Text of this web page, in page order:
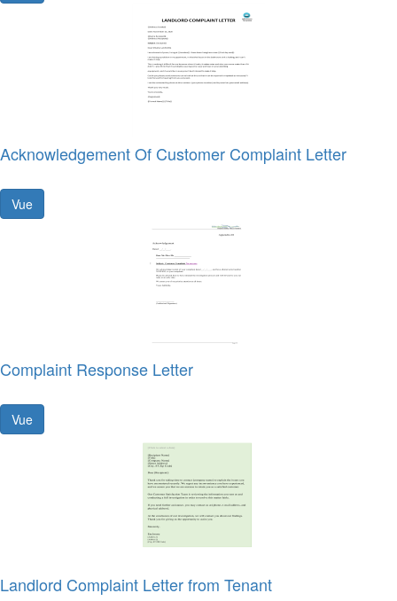
Acknowledgement Of Customer Complaint Letter
Vue
Complaint Response Letter
Vue
Landlord Complaint Letter from Tenant